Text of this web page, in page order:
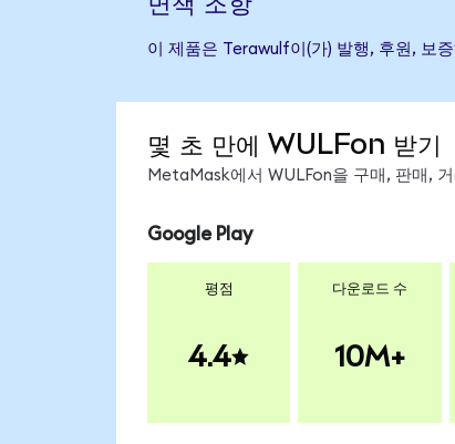
이 제품은 Terawulf이(가) 발행, 후원, 보
몇 초 만에 WULFon 받기
MetaMask에서 WULFon을 구매, 판매,
Google Play
평점
4.4
다운로드 수
10M+